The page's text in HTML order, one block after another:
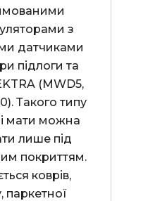
з
датчиками
підлоги та
(MWD5,
Такого типу
мати можна
лише під
покриттям.
коврів,
паркетної